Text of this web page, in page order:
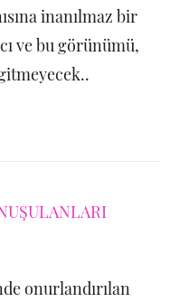
inanılmaz bir
ve bu görünümü,
onurlandırılan